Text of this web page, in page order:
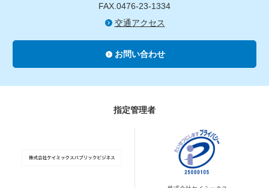
FAX.0476-23-1334
交通アクセス
お問い合わせ
指定管理者